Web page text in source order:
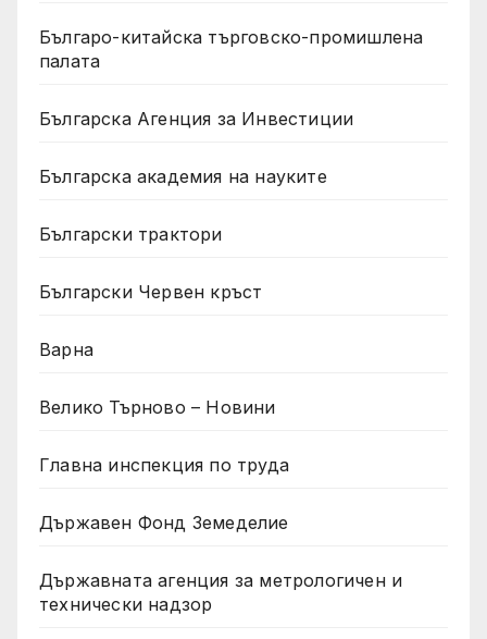
Българо-китайска търговско-промишлена
палата
Българска Агенция за Инвестиции
Българска академия на науките
Български трактори
Български Червен кръст
Варна
Велико Търново – Новини
Главна инспекция по труда
Държавен Фонд Земеделие
Държавната агенция за метрологичен и
технически надзор